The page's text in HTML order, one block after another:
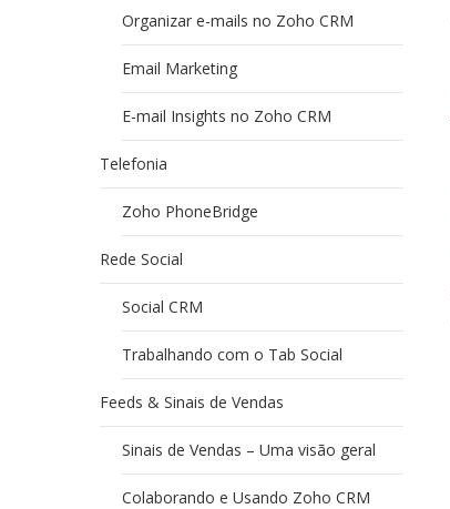
Organizar e-mails no Zoho CRM
Email Marketing
E-mail Insights no Zoho CRM
Telefonia
Zoho PhoneBridge
Rede Social
Social CRM
Trabalhando com o Tab Social
Feeds & Sinais de Vendas
Sinais de Vendas – Uma visão geral
Colaborando e Usando Zoho CRM